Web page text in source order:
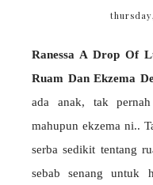
Ranessa A Drop Of
Ruam Dan Ekzema
ada anak, tak
mahupun ekzema ni..
serba sedikit tentang
sebab senang untuk